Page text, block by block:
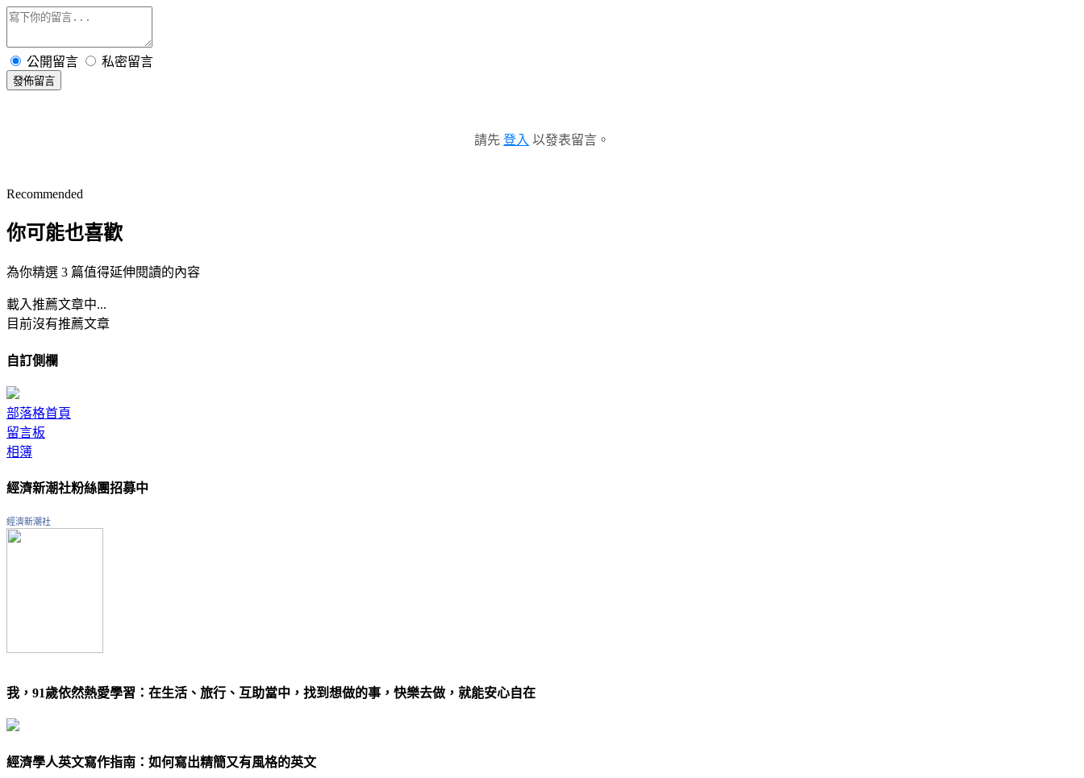
公開留言 私密留言
發佈留言
請先 登入 以發表留言。
Recommended
你可能也喜歡
為你精選 3 篇值得延伸閱讀的內容
載入推薦文章中...
目前沒有推薦文章
自訂側欄
部落格首頁
留言板
相簿
經濟新潮社粉絲團招募中
經濟新潮社
我，91歲依然熱愛學習：在生活、旅行、互助當中，找到想做的事，快樂去做，就能安心自在
經濟學人英文寫作指南：如何寫出精簡又有風格的英文